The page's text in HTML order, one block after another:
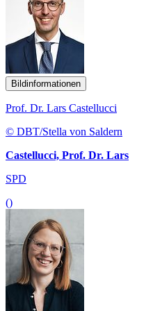
Bildinformationen
Prof. Dr. Lars Castellucci
© DBT/Stella von Saldern
Castellucci, Prof. Dr. Lars
SPD
()